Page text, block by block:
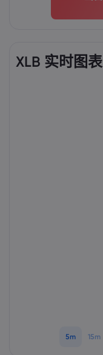
XLB 实时图表
5m 15m